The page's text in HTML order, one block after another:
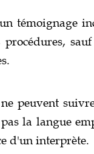
témoignage
peuvent
la langue
d'un interprète.